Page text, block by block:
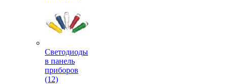
Светодиоды
в панель
приборов
(12)